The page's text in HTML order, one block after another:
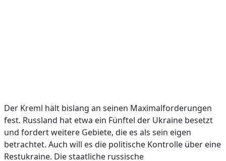
Der Kreml hält bislang an seinen Maximalforderungen
fest. Russland hat etwa ein Fünftel der Ukraine besetzt
und fordert weitere Gebiete, die es als sein eigen
betrachtet. Auch will es die politische Kontrolle über eine
Restukraine. Die staatliche russische